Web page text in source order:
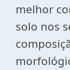
melhor
solo nos